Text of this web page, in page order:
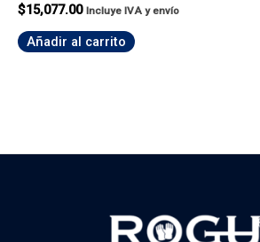
$15,077.00 Incluye IVA y envío
Añadir al carrito